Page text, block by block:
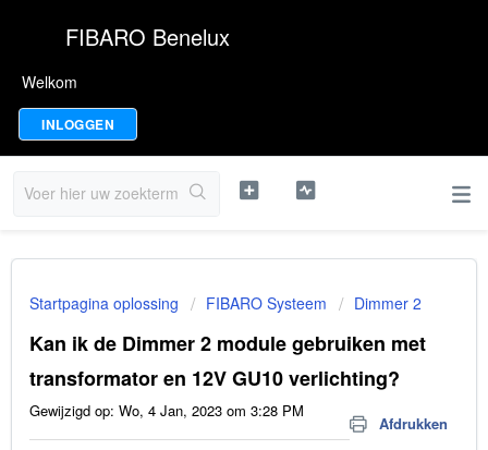
FIBARO Benelux
Welkom
INLOGGEN
Startpagina oplossing FIBARO Systeem Dimmer 2
Kan ik de Dimmer 2 module gebruiken met
transformator en 12V GU10 verlichting?
Afdrukken
Gewijzigd op: Wo, 4 Jan, 2023 om 3:28 PM